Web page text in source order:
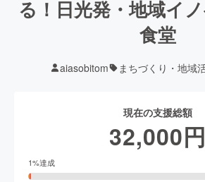
る！日光発・地域イ
食堂
aiasobitom まちづくり・地域
現在の支援総額
32,000円
1%達成